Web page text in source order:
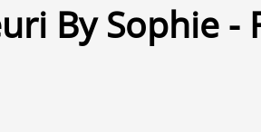
By Sophie -